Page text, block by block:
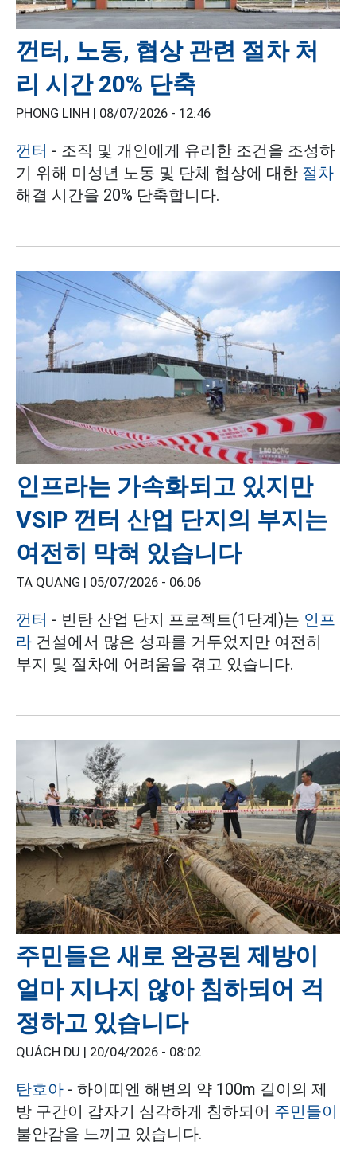
껀터, 노동, 협상 관련 절차 처
리 시간 20% 단축
PHONG LINH | 08/07/2026 - 12:46
껀터 - 조직 및 개인에게 유리한 조건을 조성하
기 위해 미성년 노동 및 단체 협상에 대한 절차
해결 시간을 20% 단축합니다.
인프라는 가속화되고 있지만
VSIP 껀터 산업 단지의 부지는
여전히 막혀 있습니다
TẠ QUANG | 05/07/2026 - 06:06
껀터 - 빈탄 산업 단지 프로젝트(1단계)는 인프
라 건설에서 많은 성과를 거두었지만 여전히
부지 및 절차에 어려움을 겪고 있습니다.
주민들은 새로 완공된 제방이
얼마 지나지 않아 침하되어 걱
정하고 있습니다
QUÁCH DU | 20/04/2026 - 08:02
탄호아 - 하이띠엔 해변의 약 100m 길이의 제
방 구간이 갑자기 심각하게 침하되어 주민들이
불안감을 느끼고 있습니다.